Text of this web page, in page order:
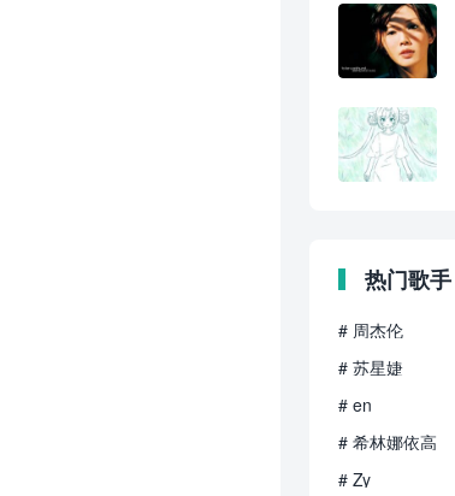
热门歌手
# 周杰伦
# 苏星婕
# en
# 希林娜依高
# Zy